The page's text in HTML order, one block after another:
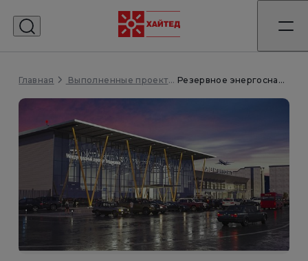
Главная Выполненные проекты Резервное энергоснабжение объекта «Аэропорт Владикавказ»